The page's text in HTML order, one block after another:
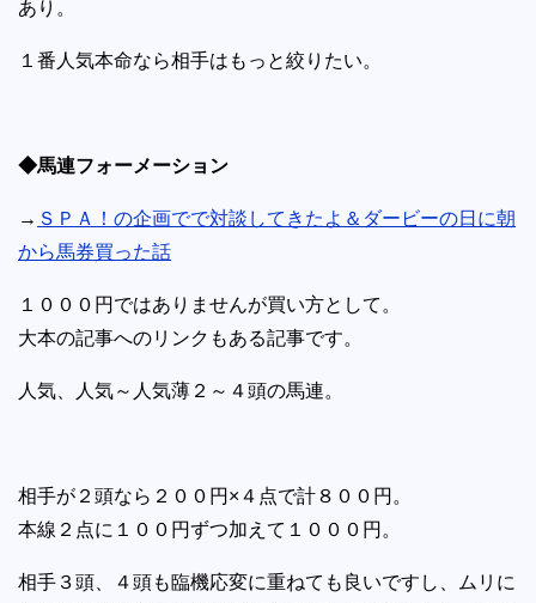
あり。
１番人気本命なら相手はもっと絞りたい。
◆馬連フォーメーション
→ ＳＰＡ！の企画でで対談してきたよ＆ダービーの日に朝
から馬券買った話
１０００円ではありませんが買い方として。
大本の記事へのリンクもある記事です。
人気、人気～人気薄２～４頭の馬連。
相手が２頭なら２００円×４点で計８００円。
本線２点に１００円ずつ加えて１０００円。
相手３頭、４頭も臨機応変に重ねても良いですし、ムリに